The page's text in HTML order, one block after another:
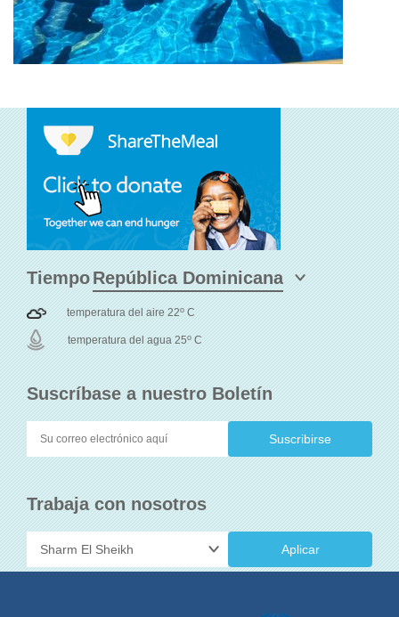
Suscríbase a nuestro Boletín
Trabaja con nosotros
Aplicar
Tiempo
temperatura del aire 22o C
temperatura del agua 25o C